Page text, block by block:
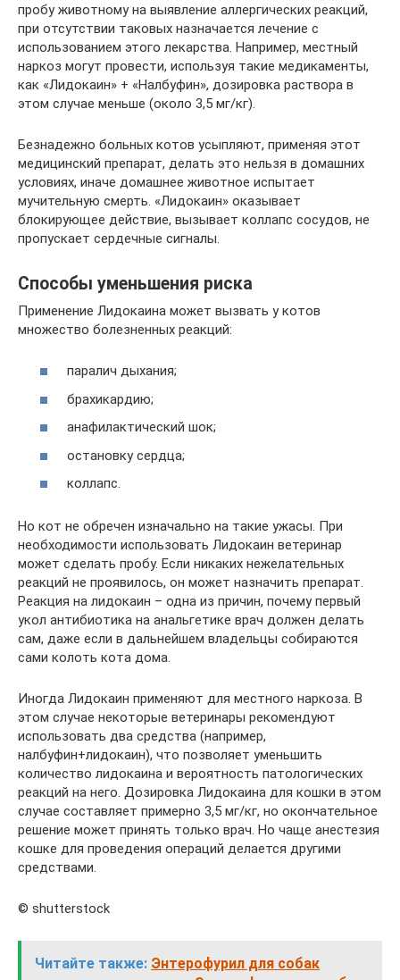
пробу животному на выявление аллергических реакций,
при отсутствии таковых назначается лечение с
использованием этого лекарства. Например, местный
наркоз могут провести, используя такие медикаменты,
как «Лидокаин» + «Налбуфин», дозировка раствора в
этом случае меньше (около 3,5 мг/кг).
Безнадежно больных котов усыпляют, применяя этот
медицинский препарат, делать это нельзя в домашних
условиях, иначе домашнее животное испытает
мучительную смерть. «Лидокаин» оказывает
блокирующее действие, вызывает коллапс сосудов, не
пропускает сердечные сигналы.
Способы уменьшения риска
Применение Лидокаина может вызвать у котов
множество болезненных реакций:
паралич дыхания;
брахикардию;
анафилактический шок;
остановку сердца;
коллапс.
Но кот не обречен изначально на такие ужасы. При
необходимости использовать Лидокаин ветеринар
может сделать пробу. Если никаких нежелательных
реакций не проявилось, он может назначить препарат.
Реакция на лидокаин – одна из причин, почему первый
укол антибиотика на анальгетике врач должен делать
сам, даже если в дальнейшем владельцы собираются
сами колоть кота дома.
Иногда Лидокаин применяют для местного наркоза. В
этом случае некоторые ветеринары рекомендуют
использовать два средства (например,
налбуфин+лидокаин), что позволяет уменьшить
количество лидокаина и вероятность патологических
реакций на него. Дозировка Лидокаина для кошки в этом
случае составляет примерно 3,5 мг/кг, но окончательное
решение может принять только врач. Но чаще анестезия
кошке для проведения операций делается другими
средствами.
© shutterstock
Читайте также: Энтерофурил для собак